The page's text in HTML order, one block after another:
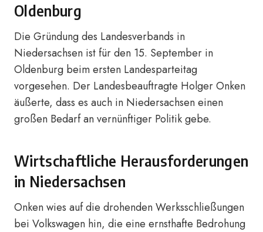
Oldenburg
Die Gründung des Landesverbands in
Niedersachsen ist für den 15. September in
Oldenburg beim ersten Landesparteitag
vorgesehen. Der Landesbeauftragte Holger Onken
äußerte, dass es auch in Niedersachsen einen
großen Bedarf an vernünftiger Politik gebe.
Wirtschaftliche Herausforderungen
in Niedersachsen
Onken wies auf die drohenden Werksschließungen
bei Volkswagen hin, die eine ernsthafte Bedrohung